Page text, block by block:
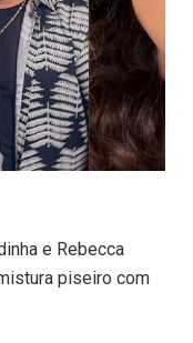
e Rebecca
piseiro com